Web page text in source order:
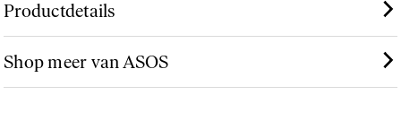
Productdetails
Shop meer van ASOS